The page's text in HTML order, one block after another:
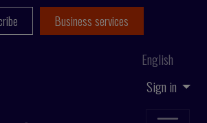
Sign in
English
Business services